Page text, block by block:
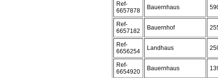
Ref-
6657878
Bauernhaus
Ref-
6657182
Bauernhof
Ref-
6656254
Landhaus
Ref-
6654920
Bauernhaus